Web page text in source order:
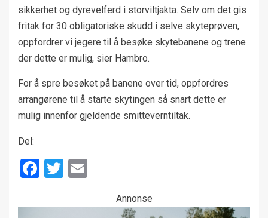
sikkerhet og dyrevelferd i storviltjakta. Selv om det gis
fritak for 30 obligatoriske skudd i selve skyteprøven,
oppfordrer vi jegere til å besøke skytebanene og trene
der dette er mulig, sier Hambro.
For å spre besøket på banene over tid, oppfordres
arrangørene til å starte skytingen så snart dette er
mulig innenfor gjeldende smitteverntiltak.
Del:
Facebook
Twitter
Annonse